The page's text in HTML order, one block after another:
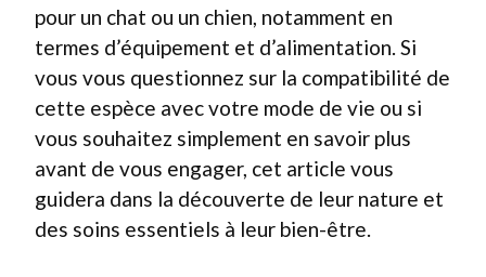
pour un chat ou un chien, notamment en
termes d’équipement et d’alimentation. Si
vous vous questionnez sur la compatibilité de
cette espèce avec votre mode de vie ou si
vous souhaitez simplement en savoir plus
avant de vous engager, cet article vous
guidera dans la découverte de leur nature et
des soins essentiels à leur bien-être.